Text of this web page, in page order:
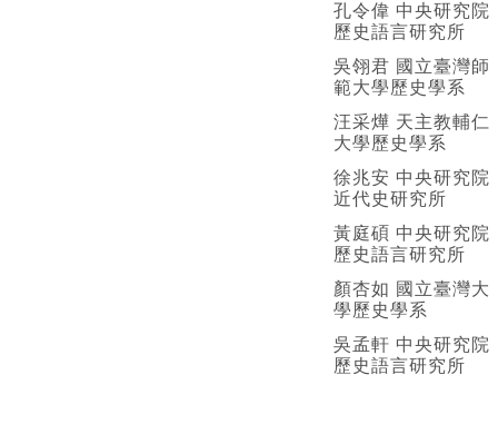
孔令偉 中央研究院
歷史語言研究所
吳翎君 國立臺灣師
範大學歷史學系
汪采燁 天主教輔仁
大學歷史學系
徐兆安 中央研究院
近代史研究所
黃庭碩 中央研究院
歷史語言研究所
顏杏如 國立臺灣大
學歷史學系
吳孟軒 中央研究院
歷史語言研究所